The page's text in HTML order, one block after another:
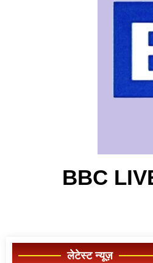
BBC
लेटेस्ट न्यूज़